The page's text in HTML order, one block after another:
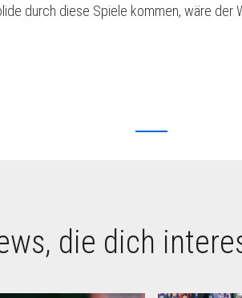
durch diese Spiele kommen, wäre der
die dich